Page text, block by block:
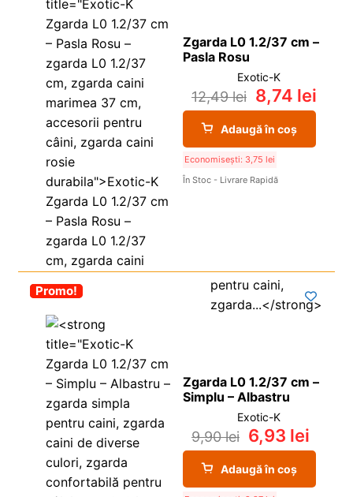
Zgarda L0 1.2/37 cm –
Pasla Rosu
Exotic-K
12,49lei 8,74 lei
Adaugă în coș
Economisești: 3,75 lei
În Stoc - Livrare Rapidă
-30%
Promo!
Zgarda L0 1.2/37 cm –
Simplu – Albastru
Exotic-K
9,90lei 6,93 lei
Adaugă în coș